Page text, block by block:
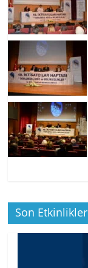
Son Etkinlikler